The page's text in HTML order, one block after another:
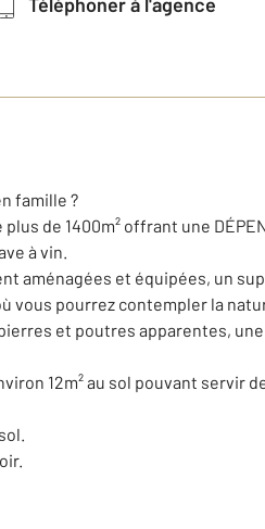
famille ?
de 1400m² offrant une
à vin.
aménagées et équipées, un
vous pourrez contempler la
et poutres apparentes, une
12m² au sol pouvant servir